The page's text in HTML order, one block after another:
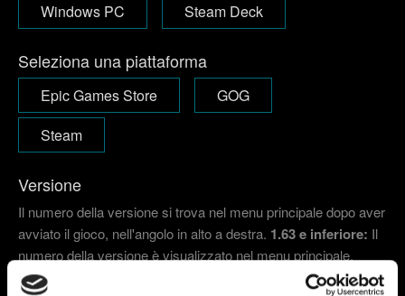
Windows PC Steam Deck
Seleziona una piattaforma
Epic Games Store
GOG
Steam
Versione
Il numero della versione si trova nel menu principale dopo aver
avviato il gioco, nell'angolo in alto a destra. 1.63 e inferiore: Il
numero della versione è visualizzato nel menu principale,
nell'angolo in basso a sinistra.